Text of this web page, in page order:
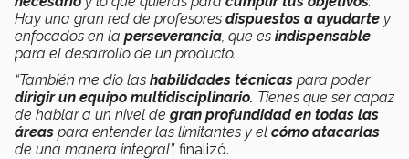
Hay una gran red de profesores dispuestos a ayudarte y
enfocados en la perseverancia , que es indispensable
para el desarrollo de un producto.
“También me dio las habilidades técnicas para poder
dirigir un equipo multidisciplinario. Tienes que ser capaz
de hablar a un nivel de gran profundidad en todas las
áreas para entender las limitantes y el cómo atacarlas
de una manera integral”, finalizó.